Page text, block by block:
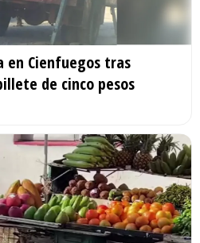
en Cienfuegos tras
de cinco pesos